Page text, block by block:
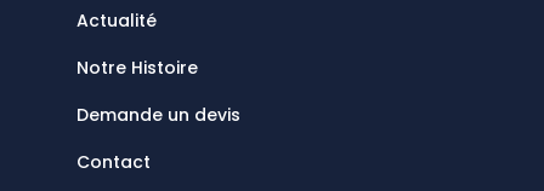
Actualité
Notre Histoire
Demande un devis
Contact